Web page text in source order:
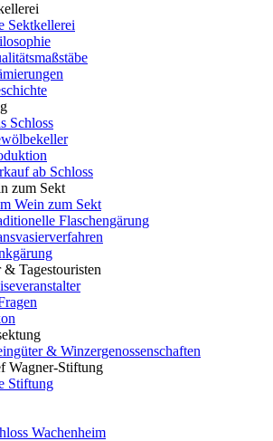
Sektkellerei
Schloss
ab Schloss
zum Sekt
Wein zum Sekt
Flaschengärung
& Tagestouristen
& Winzergenossenschaften
Wagner-Stiftung
Stiftung
Wachenheim